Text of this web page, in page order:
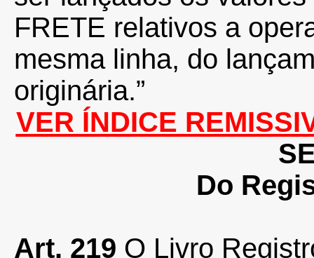
FRETE relativos a
mesma linha, do
originária.”
VER ÍNDICE
Do
Art. 219 O Livro